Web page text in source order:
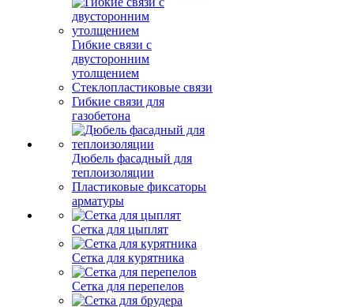
Гибкие связи с
двусторонним
утолщением
Стеклопластиковые связи
Гибкие связи для
газобетона
Дюбель фасадный для
теплоизоляции
Пластиковые фиксаторы
арматуры
Сетка для цыплят
Сетка для курятника
Сетка для перепелов